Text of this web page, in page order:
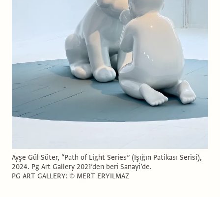
Ayşe Gül Süter, “Path of Light Series” (Işığın Patikası Serisi),
2024. Pg Art Gallery 2021’den beri Sanayi’de.
PG ART GALLERY: © MERT ERYILMAZ